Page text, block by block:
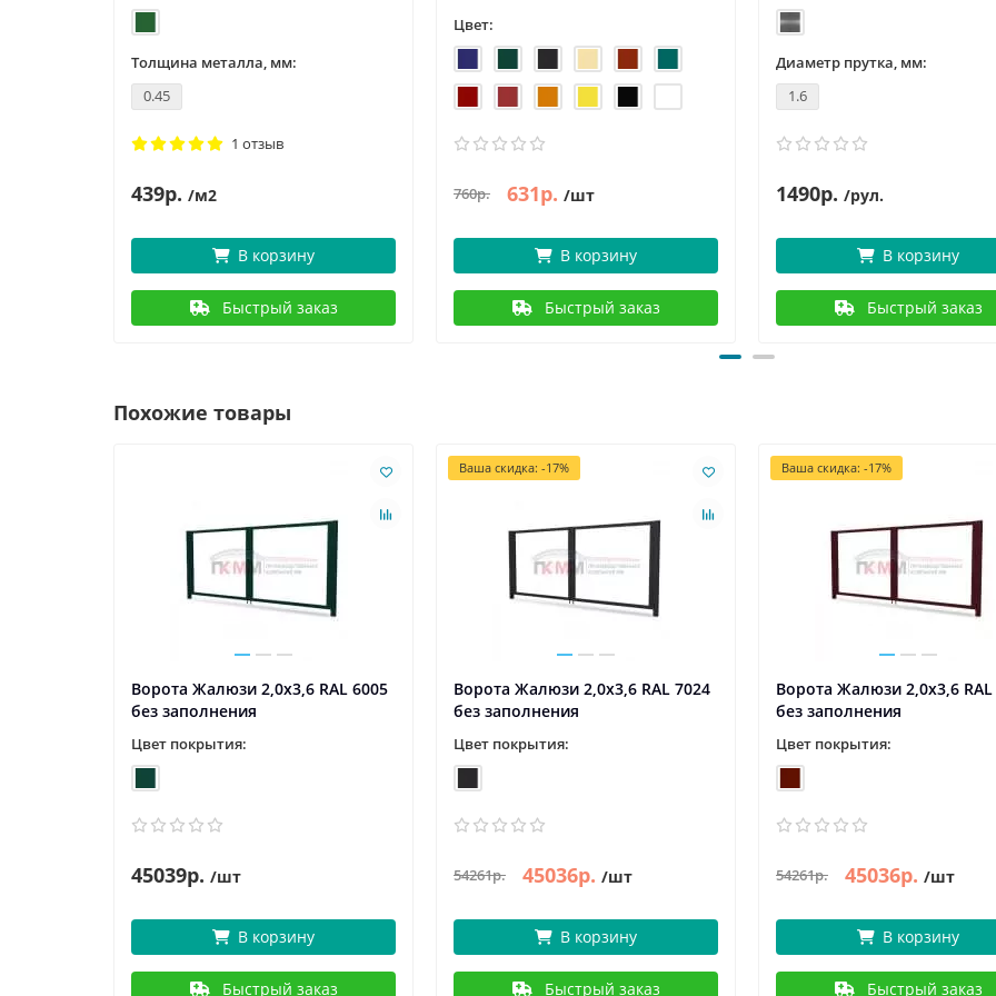
Толщина металла, мм:
0.45
1 отзыв
439р. /м2
В корзину
Быстрый заказ
Цвет:
760р. 631р. /шт
В корзину
Быстрый заказ
Диаметр прутка, мм:
1.6
1490р. /рул.
В корзину
Быстрый заказ
Похожие товары
Ворота Жалюзи 2,0х3,6 RAL 6005
без заполнения
Цвет покрытия:
45039р. /шт
В корзину
Быстрый заказ
Ваша скидка: -17%
Ворота Жалюзи 2,0х3,6 RAL 7024
без заполнения
Цвет покрытия:
54261р. 45036р. /шт
В корзину
Быстрый заказ
Ваша скидка: -17%
Ворота Жалюзи 2,0х3,6 RAL
без заполнения
Цвет покрытия:
54261р. 45036р. /шт
В корзину
Быстрый заказ